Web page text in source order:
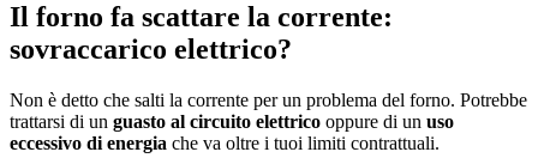
Il forno fa scattare la corrente:
sovraccarico elettrico?
Non è detto che salti la corrente per un problema del forno. Potrebbe
trattarsi di un guasto al circuito elettrico oppure di un uso
eccessivo di energia che va oltre i tuoi limiti contrattuali.